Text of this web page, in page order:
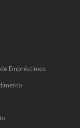
Empréstimos